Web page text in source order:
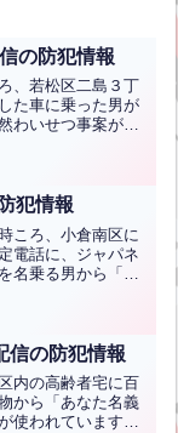
の防犯情報
、若松区二島３丁
た車に乗った男が
わいせつ事案が発
●犯...全文はクリッ
犯情報
ころ、小倉南区に
電話に、ジャパネ
名乗る男から「先
る不...全文はクリ
信の防犯情報
内の高齢者宅に百
から「あなた名義
使われています」